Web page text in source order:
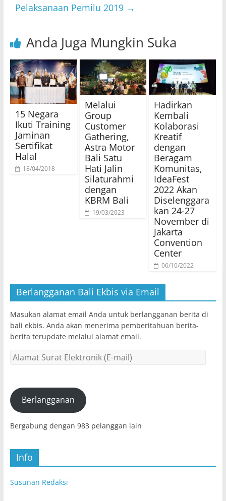
Pelaksanaan Pemilu 2019 →
Anda Juga Mungkin Suka
15 Negara
Ikuti Training
Jaminan
Sertifikat
Halal
18/04/2018
Melalui
Group
Customer
Gathering,
Astra Motor
Bali Satu
Hati Jalin
Silaturahmi
dengan
KBRM Bali
19/03/2023
Hadirkan
Kembali
Kolaborasi
Kreatif
dengan
Beragam
Komunitas,
IdeaFest
2022 Akan
Diselenggara
kan 24-27
November di
Jakarta
Convention
Center
06/10/2022
Berlangganan Bali Ekbis via Email
Masukan alamat email Anda untuk berlangganan berita di
bali ekbis. Anda akan menerima pemberitahuan berita-
berita terupdate melalui alamat email.
Alamat
(E-
mail)Berlangganan
Bergabung dengan 983 pelanggan lain
Info
Susunan Redaksi